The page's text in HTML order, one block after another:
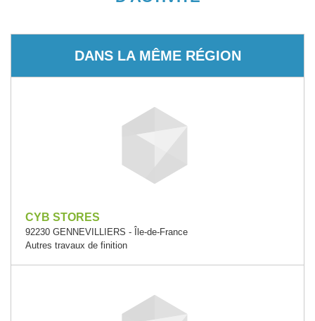
DANS LA MÊME RÉGION
CYB STORES
92230 GENNEVILLIERS - Île-de-France
Autres travaux de finition